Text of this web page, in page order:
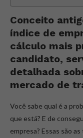
Conceito
índice de
cálculo mais
candidato,
detalhada
mercado de
Você sabe qual é a
que está? E de
empresa? Essas são